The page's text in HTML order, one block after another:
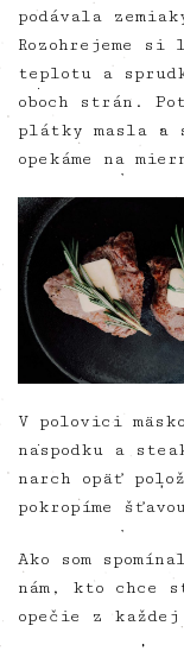
podávala
Rozohrejeme
teplotu a
oboch strán.
plátky masla a
opekáme na
V polovici
naspodku a
narch opäť
pokropíme
Ako som
nám, kto chce
opečie z